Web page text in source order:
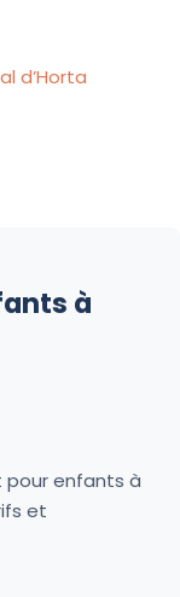
d’Horta
à
pour enfants à
et